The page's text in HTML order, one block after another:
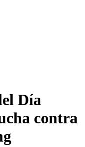
Día
contra